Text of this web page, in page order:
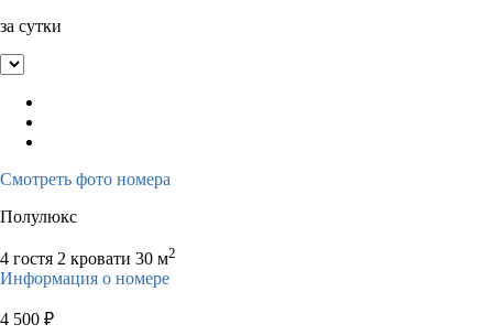
за сутки
Смотреть фото номера
Полулюкс
4 гостя 2 кровати 30 м2
Информация о номере
4 500 ₽